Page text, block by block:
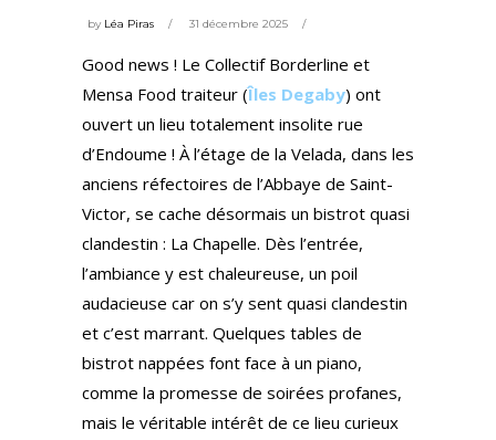
by Léa Piras 31 décembre 2025
Good news ! Le Collectif Borderline et
Mensa Food traiteur (Îles Degaby) ont
ouvert un lieu totalement insolite rue
d’Endoume ! À l’étage de la Velada, dans les
anciens réfectoires de l’Abbaye de Saint-
Victor, se cache désormais un bistrot quasi
clandestin : La Chapelle. Dès l’entrée,
l’ambiance y est chaleureuse, un poil
audacieuse car on s’y sent quasi clandestin
et c’est marrant. Quelques tables de
bistrot nappées font face à un piano,
comme la promesse de soirées profanes,
mais le véritable intérêt de ce lieu curieux